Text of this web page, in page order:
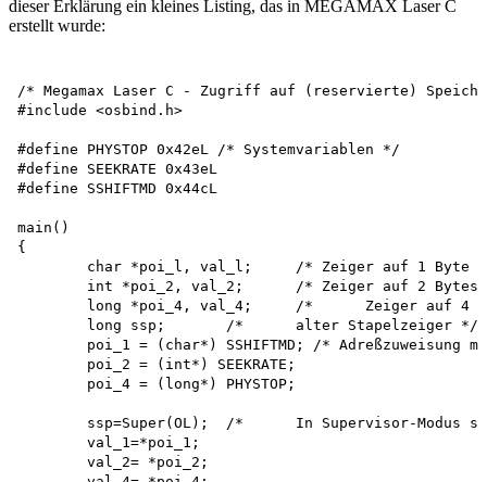
dieser Erklärung ein kleines Listing, das in MEGAMAX Laser C
erstellt wurde:
/* Megamax Laser C - Zugriff auf (reservierte)
#include <osbind.h>
#define PHYSTOP 0x42eL /* Systemvariablen */
#define SEEKRATE 0x43eL
#define SSHIFTMD 0x44cL
main()
{